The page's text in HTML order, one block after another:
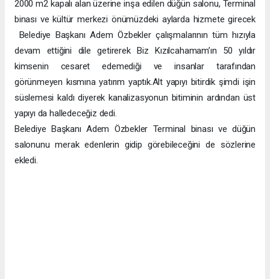
2000 m2 kapalı alan üzerine inşa edilen düğün salonu, Terminal
binası ve kültür merkezi önümüzdeki aylarda hizmete girecek
Belediye Başkanı Adem Özbekler çalışmalarının tüm hızıyla
devam ettiğini dile getirerek Biz Kızılcahamam’ın 50 yıldır
kimsenin cesaret edemediği ve insanlar tarafından
görünmeyen kısmına yatırım yaptık.Alt yapıyı bitirdik şimdi işin
süslemesi kaldı diyerek kanalizasyonun bitiminin ardından üst
yapıyı da halledeceğiz dedi.
Belediye Başkanı Adem Özbekler Terminal binası ve düğün
salonunu merak edenlerin gidip görebileceğini de sözlerine
ekledi.